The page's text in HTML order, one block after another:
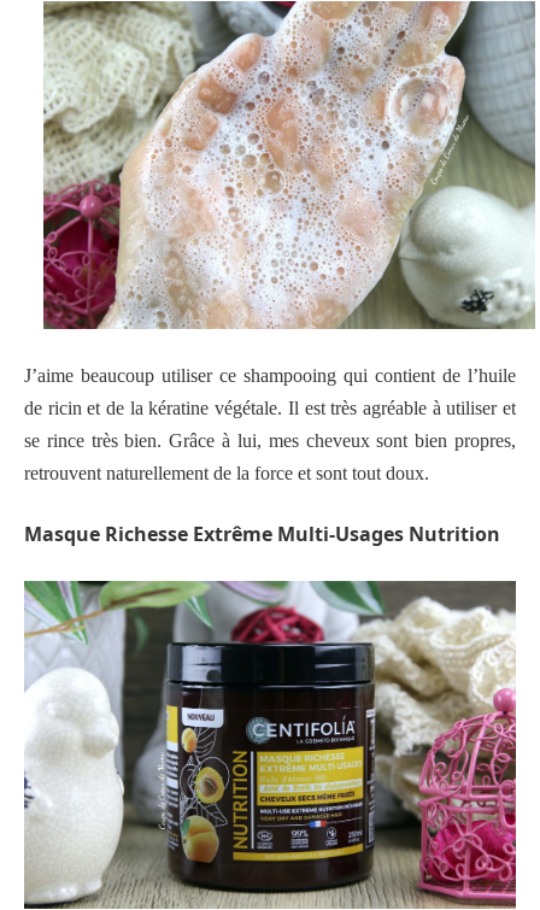
J’aime beaucoup utiliser ce shampooing qui contient de l’huile
de ricin et de la kératine végétale. Il est très agréable à utiliser et
se rince très bien. Grâce à lui, mes cheveux sont bien propres,
retrouvent naturellement de la force et sont tout doux.
Masque Richesse Extrême Multi-Usages Nutrition